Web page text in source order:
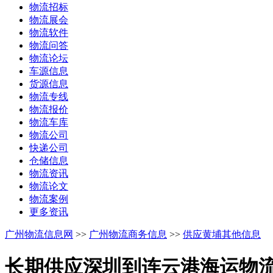
物流招标
物流展会
物流软件
物流问答
物流论坛
车源信息
货源信息
物流专线
物流报价
物流车库
物流公司
快递公司
仓储信息
物流资讯
物流论文
物流案例
更多资讯
广州物流信息网 >> 广州物流商务信息 >> 供应黄埔其他信息
长期供应深圳到连云港海运物